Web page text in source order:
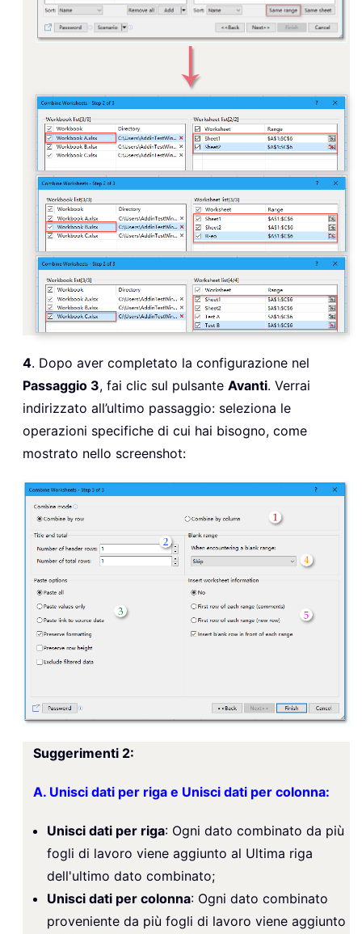
4. Dopo aver completato la configurazione nel
Passaggio 3, fai clic sul pulsante Avanti. Verrai
indirizzato all’ultimo passaggio: seleziona le
operazioni specifiche di cui hai bisogno, come
mostrato nello screenshot:
Suggerimenti 2:
A. Unisci dati per riga e Unisci dati per colonna:
Unisci dati per riga: Ogni dato combinato da più
fogli di lavoro viene aggiunto al Ultima riga
dell'ultimo dato combinato;
Unisci dati per colonna: Ogni dato combinato
proveniente da più fogli di lavoro viene aggiunto